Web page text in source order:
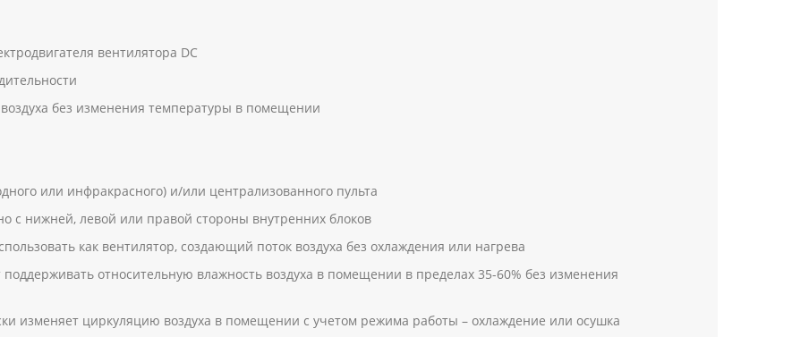
вентилятора DC
без изменения температуры в помещении
или инфракрасного) и/или централизованного пульта
с нижней, левой или правой стороны внутренних блоков
как вентилятор, создающий поток воздуха без охлаждения или нагрева
относительную влажность воздуха в помещении в пределах 35-60% без изменения
изменяет циркуляцию воздуха в помещении с учетом режима работы – охлаждение или осушка